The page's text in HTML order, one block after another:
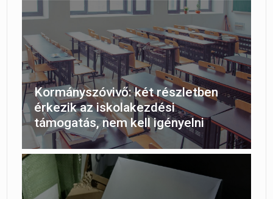
Kormányszóvivő: két részletben
érkezik az iskolakezdési
támogatás, nem kell igényelni